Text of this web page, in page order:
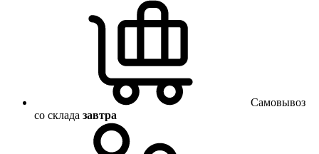
Самовывоз
со склада завтра